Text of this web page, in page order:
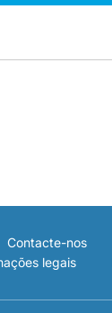
Contacte-nos
legais